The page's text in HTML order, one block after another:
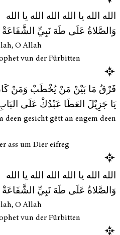
الله الله يا الله الله الله يا الله
وَالصَّلاةُ عَلَى طَهَ نَبِيِّ الشَّفَاعَةْ
O Allah
vun der Fürbitten
فَرْقُ مَا بَيْنْ مَنْ يُخْطَبْ وَمَنْ
يَا جَزِيْلَ العَطَا عَبْدُكْ عَلَى
deen gesicht gëtt an engem deen
ass um Dier eifreg
الله الله يا الله الله الله يا الله
وَالصَّلاةُ عَلَى طَهَ نَبِيِّ الشَّفَاعَةْ
O Allah
vun der Fürbitten